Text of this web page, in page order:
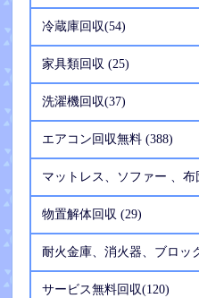
冷蔵庫回収(54)
家具類回収 (25)
洗濯機回収(37)
エアコン回収無料 (388)
マットレス、ソファー 、布
物置解体回収 (29)
耐火金庫、消火器、ブロッ
サービス無料回収(120)